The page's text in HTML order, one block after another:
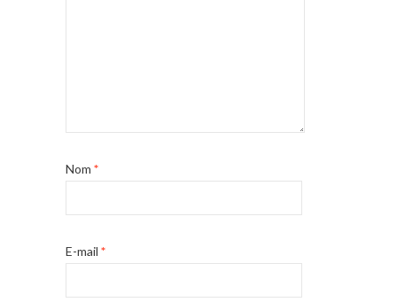
Nom *
E-mail *